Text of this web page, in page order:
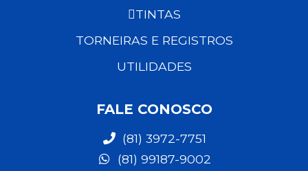
TINTAS
TORNEIRAS E REGISTROS
UTILIDADES
FALE CONOSCO
(81) 3972-7751
(81) 99187-9002